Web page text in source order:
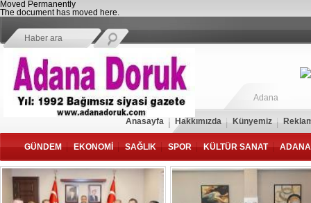
Moved Permanently
The document has moved here.
Adana
Anasayfa Hakkımızda Künyemiz
GÜNDEM EKONOMİ SAĞLIK SPOR KÜLTÜR SANAT ADANA